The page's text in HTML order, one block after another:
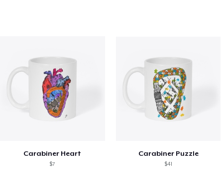
Carabiner Heart
$7
Carabiner Puzzle
$41